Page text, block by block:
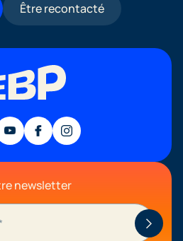
Être recontacté
newsletter